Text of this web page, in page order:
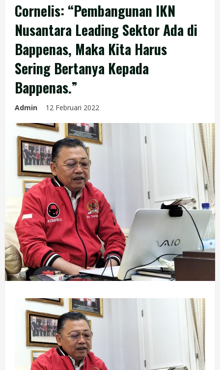
Cornelis: “Pembangunan IKN
Nusantara Leading Sektor Ada di
Bappenas, Maka Kita Harus
Sering Bertanya Kepada
Bappenas.”
Admin 12 Februari 2022